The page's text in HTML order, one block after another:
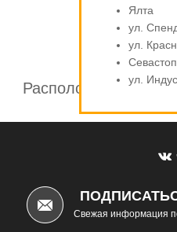
Расположение
Ялта
ул.
ул.
ул.
Свежая информация